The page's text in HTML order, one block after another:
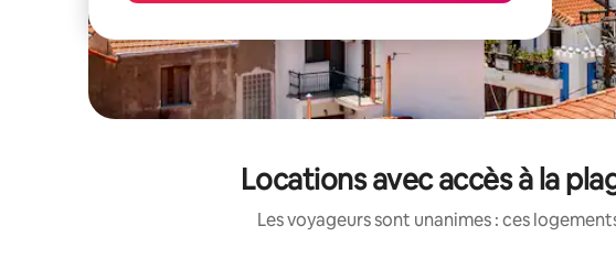
Locations avec accès à la
Les voyageurs sont unanimes : ces